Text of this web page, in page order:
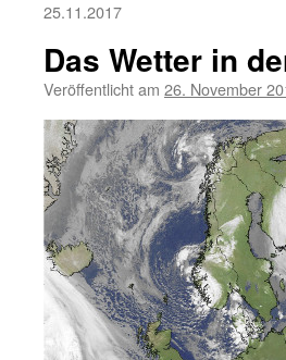
25.11.2017
Das Wetter in
Veröffentlicht am 26. November